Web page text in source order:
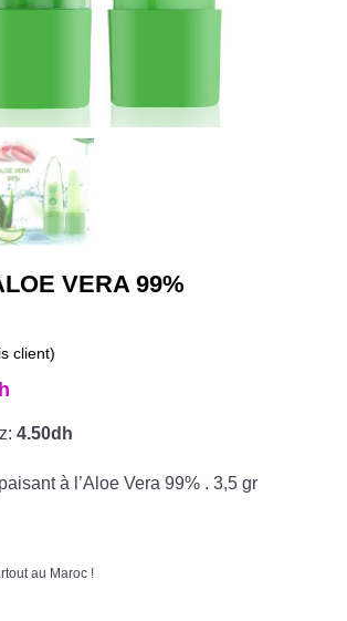
VERA 99%
client)
4.50dh
à l’Aloe Vera 99% . 3,5 gr
au Maroc !